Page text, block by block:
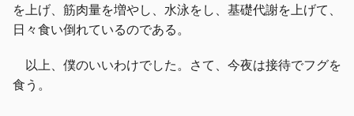
を上げ、筋肉量を増やし、水泳をし、基礎代謝を上げて、
日々食い倒れているのである。
以上、僕のいいわけでした。さて、今夜は接待でフグを
食う。